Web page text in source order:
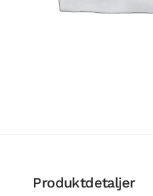
Produktdetaljer